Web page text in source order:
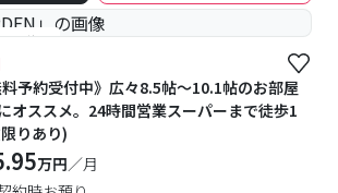
室待ち
料予約受付中》広々8.5帖～10.1帖のお部屋
オススメ。24時間営業スーパーまで徒歩1
りあり)
万円／月